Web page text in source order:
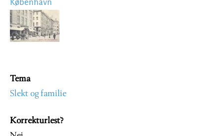
København
Image
Tema
Slekt og familie
Korrekturlest?